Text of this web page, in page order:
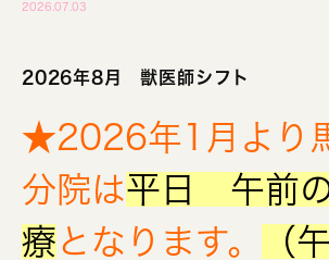
2026.07.03
2026年8月 獣医師シフト
★2026年1月より
分院は平日 午前
療となります。
（